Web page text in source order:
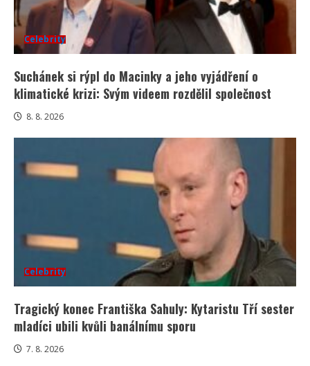
Celebrity
Suchánek si rýpl do Macinky a jeho vyjádření o
klimatické krizi: Svým videem rozdělil společnost
8. 8. 2026
Celebrity
Tragický konec Františka Sahuly: Kytaristu Tří sester
mladíci ubili kvůli banálnímu sporu
7. 8. 2026